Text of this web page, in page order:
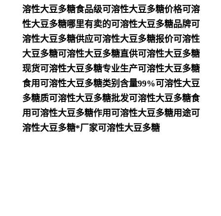
溶性大豆多糖食品级可溶性大豆多糖价格可溶
性大豆多糖哪里有卖的可溶性大豆多糖品牌可
溶性大豆多糖供应可溶性大豆多糖报价可溶性
大豆多糖可溶性大豆多糖直供可溶性大豆多糖
现货可溶性大豆多糖专业生产可溶性大豆多糖
食用可溶性大豆多糖类别含量99%可溶性大豆
多糖质可溶性大豆多糖批发可溶性大豆多糖食
用可溶性大豆多糖作用可溶性大豆多糖用途可
溶性大豆多糖*厂家可溶性大豆多糖